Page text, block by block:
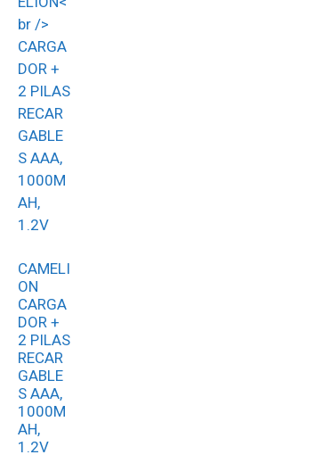
CAMELI
ON
CARGA
DOR +
2 PILAS
RECAR
GABLE
S AAA,
1000M
AH,
1.2V